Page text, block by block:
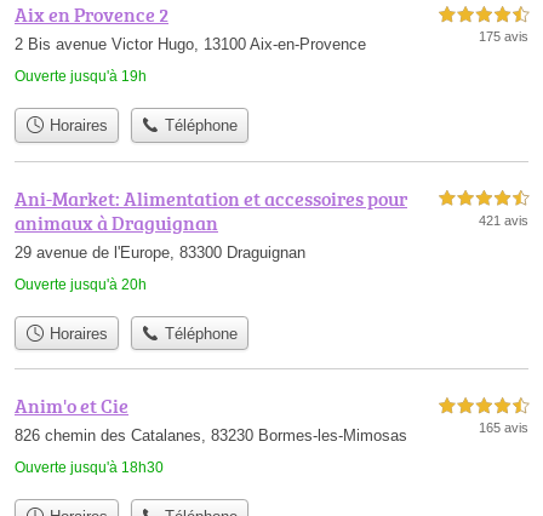
Aix en Provence 2
2 Bis avenue Victor Hugo, 13100 Aix-en-Provence
Ouverte jusqu'à 19h
4,5 étoiles sur 5
175 avis
Horaires Téléphone
Ani-Market: Alimentation et accessoires pour
animaux à Draguignan
29 avenue de l'Europe, 83300 Draguignan
Ouverte jusqu'à 20h
4,5 étoiles sur 5
421 avis
Horaires Téléphone
Anim'o et Cie
826 chemin des Catalanes, 83230 Bormes-les-Mimosas
Ouverte jusqu'à 18h30
4,5 étoiles sur 5
165 avis